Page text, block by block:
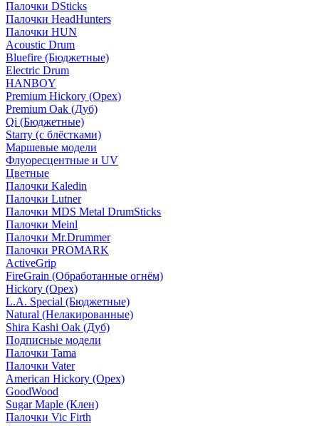
Палочки DSticks
Палочки HeadHunters
Палочки HUN
Acoustic Drum
Bluefire (Бюджетные)
Electric Drum
HANBOY
Premium Hickory (Орех)
Premium Oak (Дуб)
Qi (Бюджетные)
Starry (с блёстками)
Маршевые модели
Флуоресцентные и UV
Цветные
Палочки Kaledin
Палочки Lutner
Палочки MDS Metal DrumSticks
Палочки Meinl
Палочки Mr.Drummer
Палочки PROMARK
ActiveGrip
FireGrain (Обработанные огнём)
Hickory (Орех)
L.A. Special (Бюджетные)
Natural (Нелакированные)
Shira Kashi Oak (Дуб)
Подписные модели
Палочки Tama
Палочки Vater
American Hickory (Орех)
GoodWood
Sugar Maple (Клен)
Палочки Vic Firth